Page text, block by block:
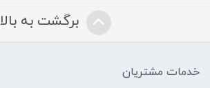
برگشت به بالا
خدمات مشتریان